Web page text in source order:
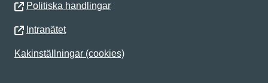
Politiska handlingar
Intranätet
Kakinställningar (cookies)